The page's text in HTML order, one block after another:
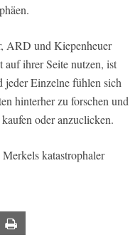
ARD und Kiepenheuer
ihrer Seite nutzen, ist
jeder Einzelne fühlen sich
hinterher zu forschen und
oder anzuclicken.
katastrophaler